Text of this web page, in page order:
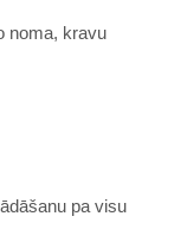
noma, kravu
pa visu